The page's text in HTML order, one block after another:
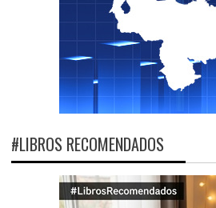
#LIBROS RECOMENDADOS